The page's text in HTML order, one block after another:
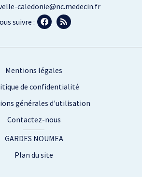
caledonie@nc.medecin.fr
suivre :
Mentions légales
de confidentialité
générales d'utilisation
Contactez-nous
GARDES NOUMEA
Plan du site